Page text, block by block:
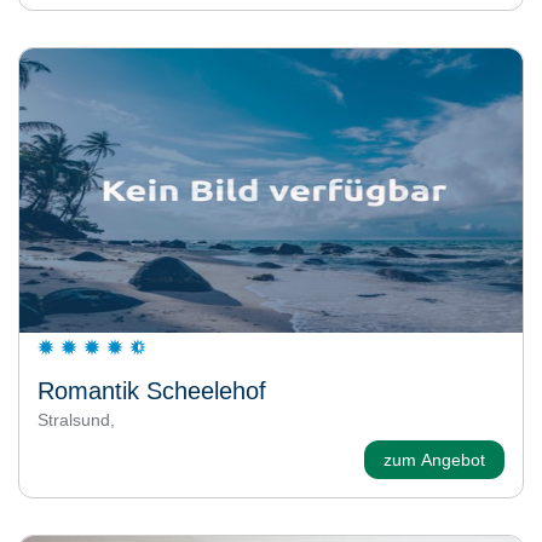
Romantik Scheelehof
Stralsund,
zum Angebot